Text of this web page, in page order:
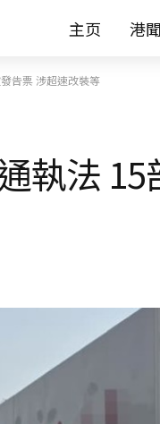
主页 港聞
告票 涉超速改裝等
執法